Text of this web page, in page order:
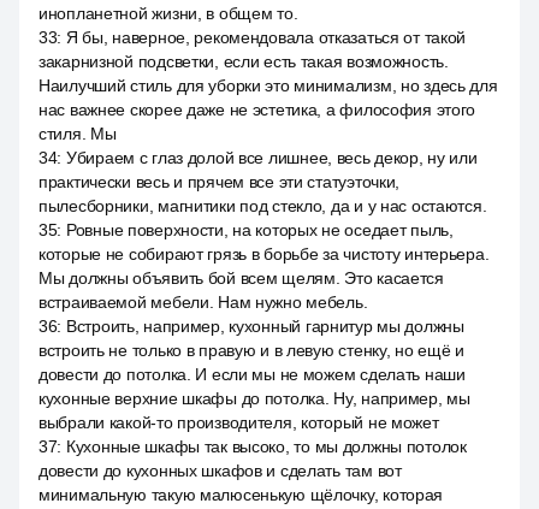
инопланетной жизни, в общем то.
33: Я бы, наверное, рекомендовала отказаться от такой
закарнизной подсветки, если есть такая возможность.
Наилучший стиль для уборки это минимализм, но здесь для
нас важнее скорее даже не эстетика, а философия этого
стиля. Мы
34: Убираем с глаз долой все лишнее, весь декор, ну или
практически весь и прячем все эти статуэточки,
пылесборники, магнитики под стекло, да и у нас остаются.
35: Ровные поверхности, на которых не оседает пыль,
которые не собирают грязь в борьбе за чистоту интерьера.
Мы должны объявить бой всем щелям. Это касается
встраиваемой мебели. Нам нужно мебель.
36: Встроить, например, кухонный гарнитур мы должны
встроить не только в правую и в левую стенку, но ещё и
довести до потолка. И если мы не можем сделать наши
кухонные верхние шкафы до потолка. Ну, например, мы
выбрали какой-то производителя, который не может
37: Кухонные шкафы так высоко, то мы должны потолок
довести до кухонных шкафов и сделать там вот
минимальную такую малюсенькую щёлочку, которая